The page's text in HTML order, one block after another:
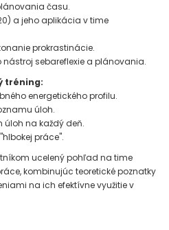
času.
a jeho aplikácia v time
prokrastinácie.
nástroj sebareflexie a plánovania.
tréning:
energetického profilu.
úloh.
úloh na každý deň.
práce".
ucelený pohľad na time
kombinujúc teoretické poznatky
na ich efektívne využitie v